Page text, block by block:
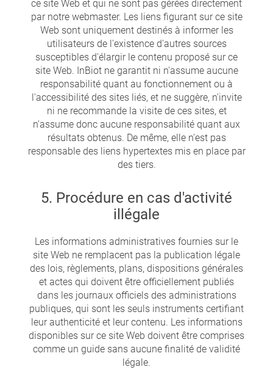
ce site Web et qui ne sont pas gérées directement
par notre webmaster. Les liens figurant sur ce site
Web sont uniquement destinés à informer les
utilisateurs de l'existence d'autres sources
susceptibles d'élargir le contenu proposé sur ce
site Web. InBiot ne garantit ni n'assume aucune
responsabilité quant au fonctionnement ou à
l'accessibilité des sites liés, et ne suggère, n'invite
ni ne recommande la visite de ces sites, et
n'assume donc aucune responsabilité quant aux
résultats obtenus. De même, elle n'est pas
responsable des liens hypertextes mis en place par
des tiers.
5. Procédure en cas d'activité
illégale
Les informations administratives fournies sur le
site Web ne remplacent pas la publication légale
des lois, règlements, plans, dispositions générales
et actes qui doivent être officiellement publiés
dans les journaux officiels des administrations
publiques, qui sont les seuls instruments certifiant
leur authenticité et leur contenu. Les informations
disponibles sur ce site Web doivent être comprises
comme un guide sans aucune finalité de validité
légale.